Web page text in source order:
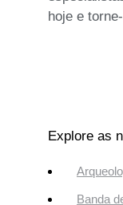
hoje e
Explore as
Banda